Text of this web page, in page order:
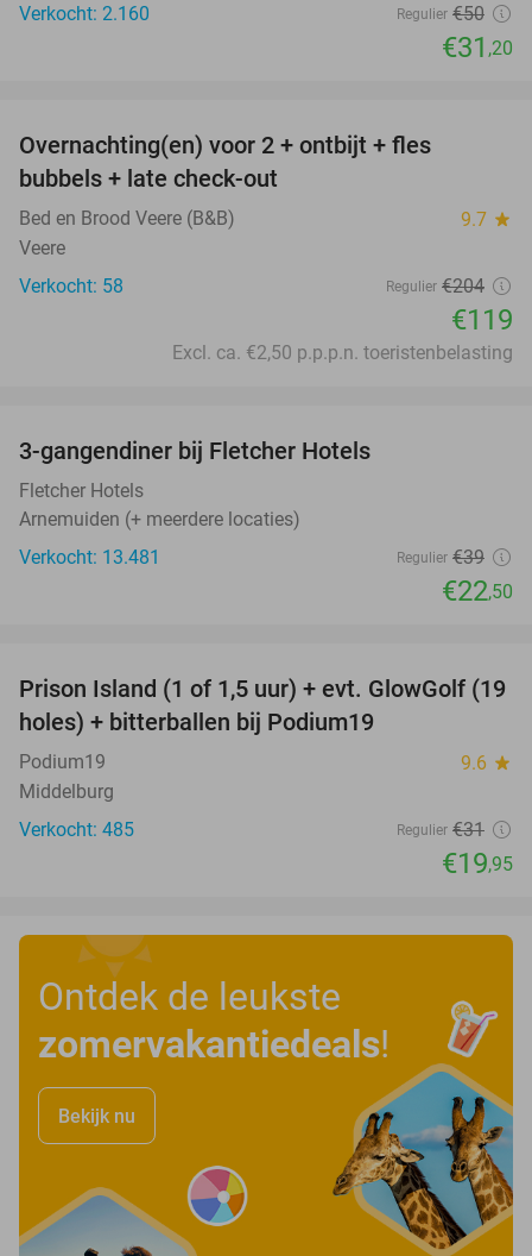
Verkocht: 2.160
Regulier €50
€31 ,20
Overnachting(en) voor 2 + ontbijt + fles
bubbels + late check-out
Bed en Brood Veere (B&B) 9.7 star
Veere
Verkocht: 58
Regulier €204
€119
Excl. ca. €2,50 p.p.p.n. toeristenbelasting
3-gangendiner bij Fletcher Hotels
Fletcher Hotels
Arnemuiden (+ meerdere locaties)
Verkocht: 13.481
Regulier €39
€22,50
36%
Prison Island (1 of 1,5 uur) + evt. GlowGolf (19
holes) + bitterballen bij Podium19
Podium19 9.6 star
Middelburg
Verkocht: 485
Regulier €31
€19,95
Ontdek de leukste
zomervakantiedeals!
Bekijk nu